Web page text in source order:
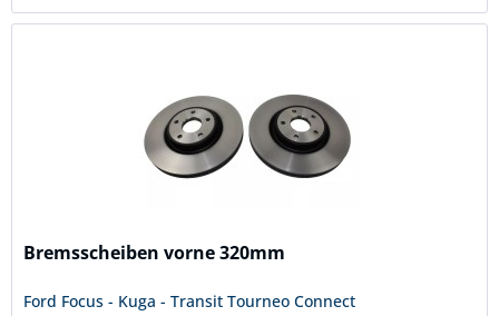
Bremsscheiben vorne 320mm
Ford Focus - Kuga - Transit Tourneo Connect